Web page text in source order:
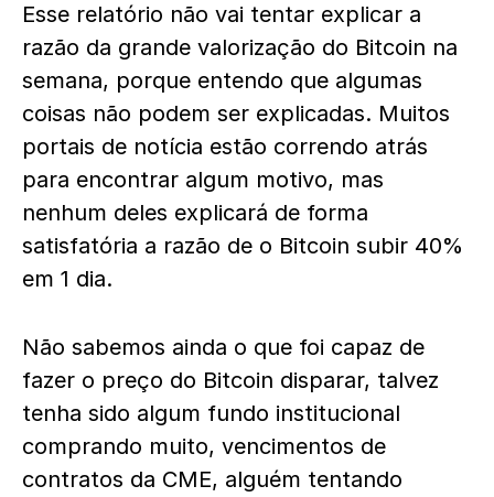
Esse relatório não vai tentar explicar a
razão da grande valorização do Bitcoin na
semana, porque entendo que algumas
coisas não podem ser explicadas. Muitos
portais de notícia estão correndo atrás
para encontrar algum motivo, mas
nenhum deles explicará de forma
satisfatória a razão de o Bitcoin subir 40%
em 1 dia.
Não sabemos ainda o que foi capaz de
fazer o preço do Bitcoin disparar, talvez
tenha sido algum fundo institucional
comprando muito, vencimentos de
contratos da CME, alguém tentando